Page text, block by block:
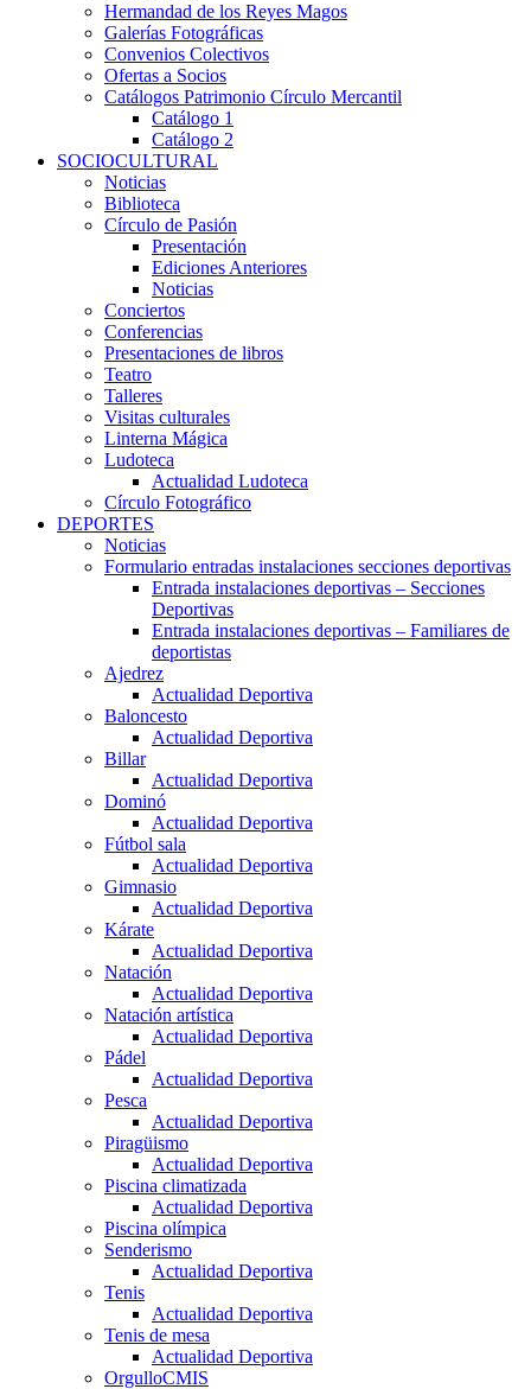
Hermandad de los Reyes Magos
Galerías Fotográficas
Convenios Colectivos
Ofertas a Socios
Catálogos Patrimonio Círculo Mercantil
Catálogo 1
Catálogo 2
SOCIOCULTURAL
Noticias
Biblioteca
Círculo de Pasión
Presentación
Ediciones Anteriores
Noticias
Conciertos
Conferencias
Presentaciones de libros
Teatro
Talleres
Visitas culturales
Linterna Mágica
Ludoteca
Actualidad Ludoteca
Círculo Fotográfico
DEPORTES
Noticias
Formulario entradas instalaciones secciones deportivas
Entrada instalaciones deportivas – Secciones
Deportivas
Entrada instalaciones deportivas – Familiares de
deportistas
Ajedrez
Actualidad Deportiva
Baloncesto
Actualidad Deportiva
Billar
Actualidad Deportiva
Dominó
Actualidad Deportiva
Fútbol sala
Actualidad Deportiva
Gimnasio
Actualidad Deportiva
Kárate
Actualidad Deportiva
Natación
Actualidad Deportiva
Natación artística
Actualidad Deportiva
Pádel
Actualidad Deportiva
Pesca
Actualidad Deportiva
Piragüismo
Actualidad Deportiva
Piscina climatizada
Actualidad Deportiva
Piscina olímpica
Senderismo
Actualidad Deportiva
Tenis
Actualidad Deportiva
Tenis de mesa
Actualidad Deportiva
OrgulloCMIS